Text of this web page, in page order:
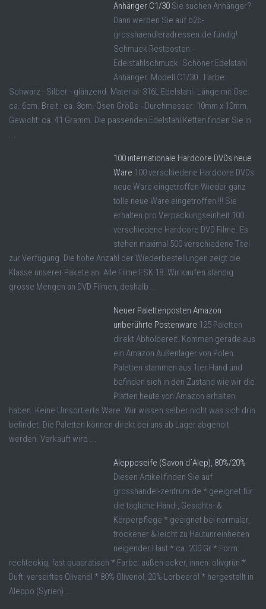
Anhänger C1/30 Sie suchen Anhänger?
Dann werden Sie auf b2b-
grosshaendleradressen.de fündig!
Schmuck Restposten -
Edelstahlschmuck. Schöner Edelstahl
Anhänger. Modell C1/30 . Farbe:
Schwarz - Silber - glänzend. Material: 316L Edelstahl. Länge mit Öse:
ca. 6cm. Breit : ca. 3cm. Ösen Größe - Durchmesser: 10mm x 10mm.
Gewicht: ca. 41 Gramm. Die passenden Edelstahl Ketten finden Sie in
...
100 internationale Hardcore DVDs neue
Ware 100 verschiedene Hardcore DVDs
neue Ware eingetroffen Wieder ganz
tolle neue Ware eingetroffen !!! Sie
erhalten pro Verpackungseinheit 100
verschiedene Hardcore DVD Filme. Es
stehen maximal 500 verschiedene Titel
zur Verfügung. Die hohe Anzahl der Wiederbestellungen zeigt die
Klasse unserer Pakete an. Alle Filme FSK 18. Wir kaufen ständig
grosse Mengen an DVD Filmen, deshalb ...
Neuer Palettenposten Amazon
unberührte Postenware 125 Paletten
direkt Abholbereit. Kommen gerade aus
ein Amazon Außenlager von Polen.
Paletten stammen aus 1ter Hand und
befinden sich in den Zustand wie wir die
Platten heute von Amazon erhalten
haben. Keine Umsortierte Ware. Wir wissen selber nicht was sich drin
befindet. Die Paletten können direkt bei uns ab Lager abgeholt
werden. Verkauft wird ...
Alepposeife (Savon d´Alep), 80%/20%
Diesen Artikel finden Sie auf
grosshandel-zentrum.de * geeignet für
die tägliche Hand-, Gesichts- &
Körperpflege * geeignet bei normaler,
trockener & leicht zu Hautunreinheiten
neigender Haut * ca. 200 Gr * Form:
rechteckig, fast quadratisch * Farbe: außen ocker, innen: olivgrün *
Duft: verseiftes Olivenöl * 80% Olivenöl, 20% Lorbeeröl * hergestellt in
Aleppo (Syrien) ...